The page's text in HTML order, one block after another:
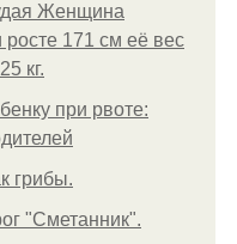
Женщина
171 см её вес
кг.
при рвоте:
грибы.
"Сметанник".